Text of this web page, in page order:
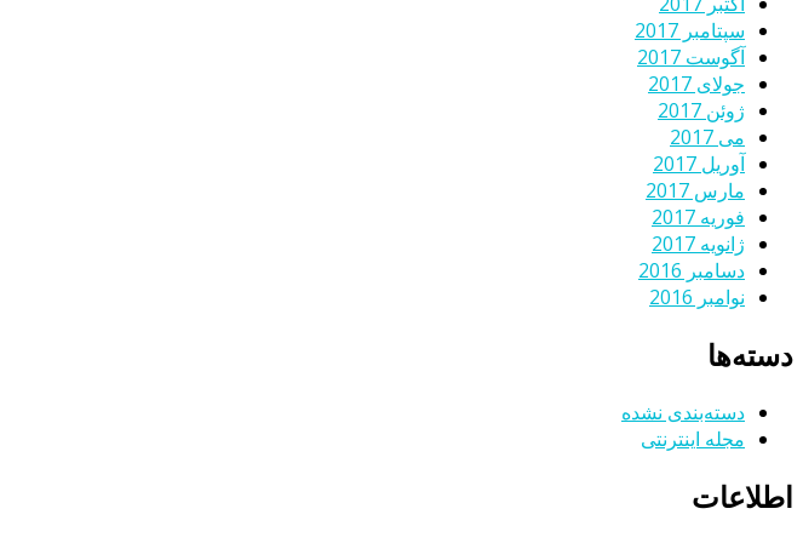
سپتامبر 2017
آگوست 2017
جولای 2017
ژوئن 2017
می 2017
آوریل 2017
مارس 2017
فوریه 2017
ژانویه 2017
دسامبر 2016
نوامبر 2016
دسته‌ها
دسته‌بندی نشده
مجله اینترنتی
اطلاعات